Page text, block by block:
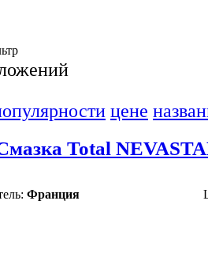
цене
Total
Франция